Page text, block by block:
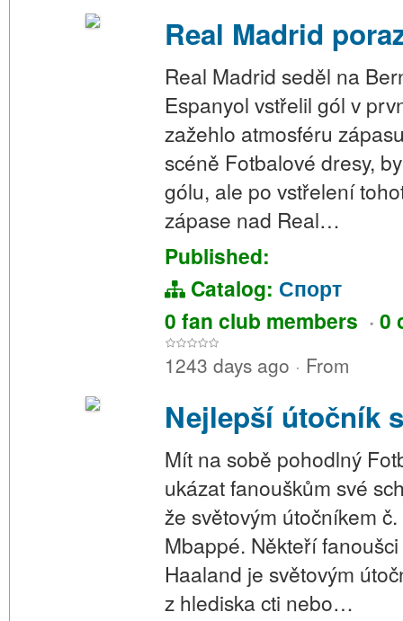
Real Madrid
Real Madrid seděl na
Espanyol vstřelil gól v
zažehlo atmosféru
scéně Fotbalové dresy,
gólu, ale po vstřelení
zápase nad Real…
Published:
Catalog: Спорт
0 fan club members · 0
1243 days ago · From
Nejlepší útočník
Mít na sobě pohodlný
ukázat fanouškům své
že světovým útočníkem
Mbappé. Někteří
Haaland je světovým
z hlediska cti nebo…